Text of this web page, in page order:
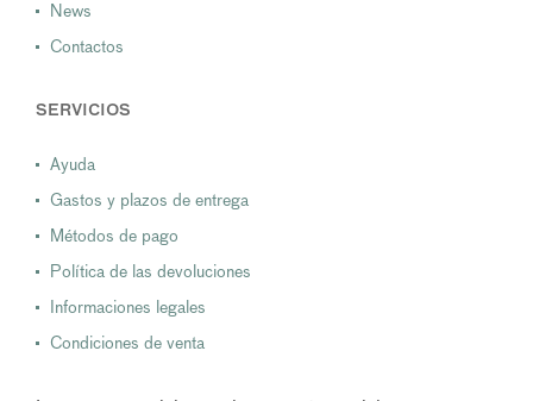
News
Contactos
SERVICIOS
Ayuda
Gastos y plazos de entrega
Métodos de pago
Política de las devoluciones
Informaciones legales
Condiciones de venta